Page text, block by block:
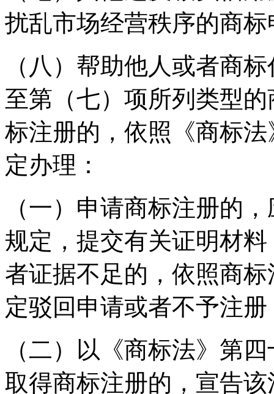
扰乱市场经营秩序的商
（八）帮助他人或者商
至第（七）项所列类型
标注册的，依照《商标
定办理：
（一）申请商标注册的
规定，提交有关证明材
者证据不足的，依照商
定驳回申请或者不予注册
（二）以《商标法》第
取得商标注册的，宣告